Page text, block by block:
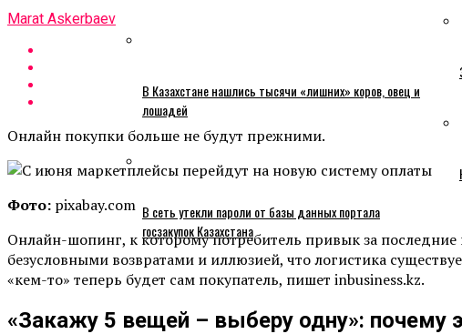
В Казахстане нашлись тысячи «лишних» коров, овец и
лошадей
В сеть утекли пароли от базы данных портала
госзакупок Казахстана
Marat Askerbaev
Онлайн покупки больше не будут прежними.
Фото: pixabay.com
Онлайн-шопинг, к которому потребитель привык за последние
безусловными возвратами и иллюзией, что логистика
«кем-то» теперь будет сам покупатель, пишет inbusiness.kz.
«Закажу 5 вещей – выберу одну»: почему